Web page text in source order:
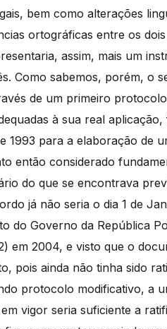
bem como alterações
ortográficas entre os dois
assim, mais um
Como sabemos, porém, o
de um primeiro
à sua real
1993 para a elaboração de
então considerado
do que se encontrava
já não seria o dia 1 de
do Governo da República
em 2004, e visto que o
pois ainda não tinha sido
protocolo modificativo, a
vigor seria suficiente a